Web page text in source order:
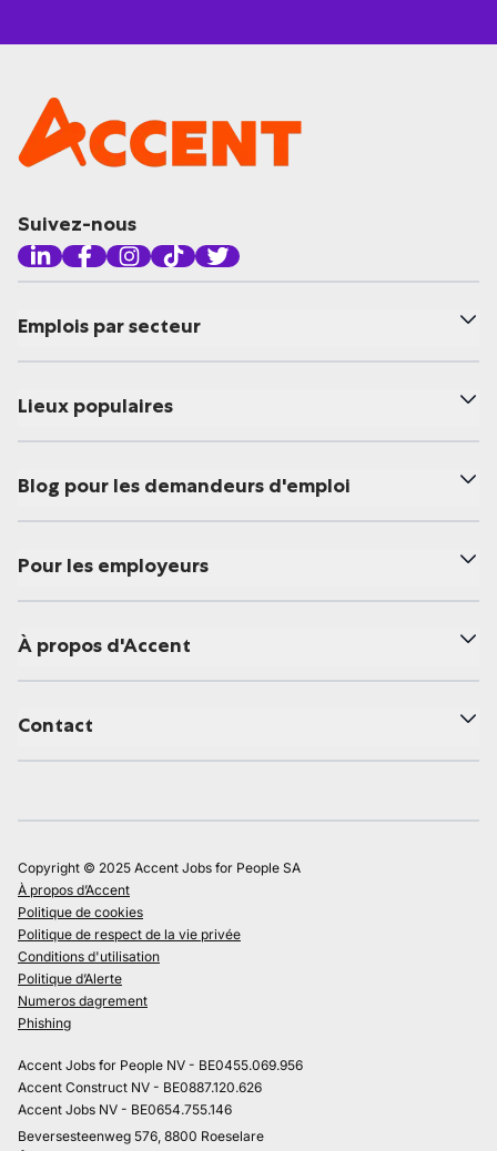
Suivez-nous
Emplois par secteur
Lieux populaires
Blog pour les demandeurs d'emploi
Pour les employeurs
À propos d'Accent
Contact
Copyright © 2025 Accent Jobs for People SA
À propos d’Accent
Politique de cookies
Politique de respect de la vie privée
Conditions d'utilisation
Politique d’Alerte
Numeros dagrement
Phishing
Accent Jobs for People NV - BE0455.069.956
Accent Construct NV - BE0887.120.626
Accent Jobs NV - BE0654.755.146
Beversesteenweg 576, 8800 Roeselare